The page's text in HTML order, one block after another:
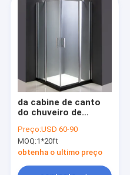
da cabine de canto
do chuveiro de
quadro de alumínio
Preço:USD 60-90
MOQ:1*20ft
obtenha o ultimo preço